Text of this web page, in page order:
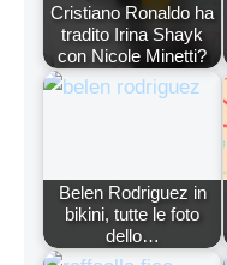
Cristiano Ronaldo ha
tradito Irina Shayk
con Nicole Minetti?
Belen Rodriguez in
bikini, tutte le foto
dello…